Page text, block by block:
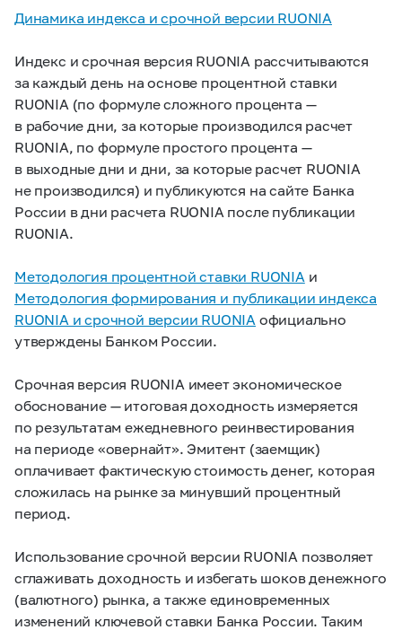
Динамика индекса и срочной версии RUONIA
Индекс и срочная версия RUONIA рассчитываются
за каждый день на основе процентной ставки
RUONIA (по формуле сложного процента —
в рабочие дни, за которые производился расчет
RUONIA, по формуле простого процента —
в выходные дни и дни, за которые расчет RUONIA
не производился) и публикуются на сайте Банка
России в дни расчета RUONIA после публикации
RUONIA.
Методология процентной ставки RUONIA и
Методология формирования и публикации индекса
RUONIA и срочной версии RUONIA официально
утверждены Банком России.
Срочная версия RUONIA имеет экономическое
обоснование — итоговая доходность измеряется
по результатам ежедневного реинвестирования
на периоде «овернайт». Эмитент (заемщик)
оплачивает фактическую стоимость денег, которая
сложилась на рынке за минувший процентный
период.
Использование срочной версии RUONIA позволяет
сглаживать доходность и избегать шоков денежного
(валютного) рынка, а также единовременных
изменений ключевой ставки Банка России. Таким